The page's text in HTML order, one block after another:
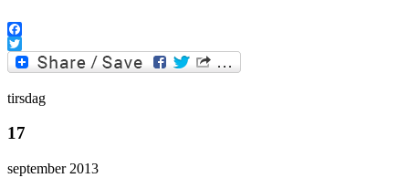
Facebook
Twitter
tirsdag
17
september 2013